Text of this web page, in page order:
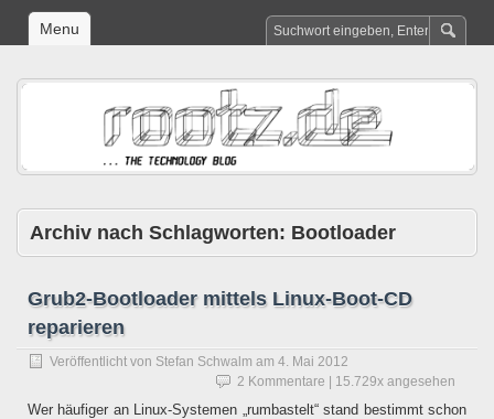
Menu
Archiv nach Schlagworten: Bootloader
Grub2-Bootloader mittels Linux-Boot-CD
reparieren
Veröffentlicht von Stefan Schwalm am 4. Mai 2012
2 Kommentare | 15.729x angesehen
Wer häufiger an Linux-Systemen „rumbastelt“ stand bestimmt schon